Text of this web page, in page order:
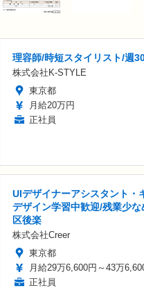
理容師/時短スタイリスト/週
株式会社K-STYLE
東京都
月給20万円
正社員
UIデザイナーアシスタント・
デザイン学習中歓迎/残業少
区後楽
株式会社Creer
東京都
月給29万6,600円～43万
正社員